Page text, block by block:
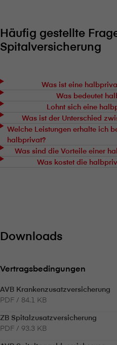
Häufig gestellte
Spitalversicherung
Was ist eine
Was bedeutet
Lohnt sich eine
Was ist der Unterschied
Welche Leistungen erhalte ich
halbprivat?
Was sind die Vorteile einer
Was kostet die
Downloads
Vertragsbedingungen
AVB Krankenzusatzversicherung
PDF / 84.1 KB
ZB Spitalzusatzversicherung
PDF / 93.3 KB